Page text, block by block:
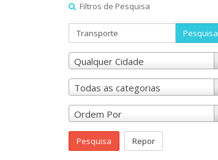
Filtros de Pesquisa
Pesquisa
Qualquer Cidade
Todas as categorias
Ordem Por
Pesquisa Repor